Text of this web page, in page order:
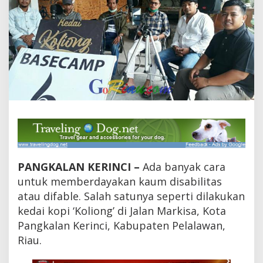
d
a
i
K
o
p
i
K
o
l
o
n
g
i
P
e
l
a
l
a
n
PANGKALAN KERINCI – Ada banyak cara
untuk memberdayakan kaum disabilitas
atau difable. Salah satunya seperti dilakukan
kedai kopi ‘Koliong’ di Jalan Markisa, Kota
Pangkalan Kerinci, Kabupaten Pelalawan,
Riau.